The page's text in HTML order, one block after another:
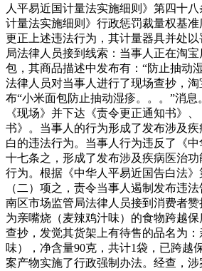
人平易近国计量法实施细则》第四十
计量法实施细则》行政惩罚裁量权基准
更正上述违法行为，其计量器具并处
局法律人员接到线索：当事人正在淘
包，其商品描述中发布有：“防止抽动
法律人员对当事人进行了现场查抄，
布“小米面包防止抽动湿疹。。。”消
《现场》并下达《责令更正通知书》
书》。当事人的行为形成了发布涉及
白的违法行为。当事人行为违反了《中
十七条之，形成了发布涉及疾病医治
行为。根据《中华人平易近国告白法
（二）项之，责令当事人遏制发布违
南区市场监管局法律人员接到消费者
为亲嘴烧（麦辣鸡汁味）的食物跨越
查抄，发觉其货架上有待售的品名为
味），净含量90克，共计1袋，已跨越
案产物实施了行政强制办法。经查，